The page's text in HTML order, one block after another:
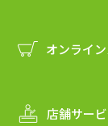
オンライ
店舗サー